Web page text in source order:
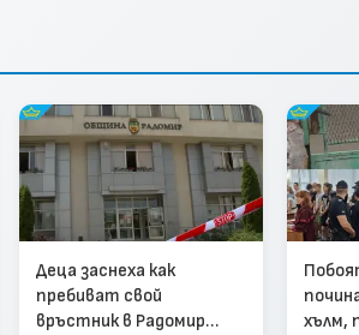
Деца заснеха как
пребиват свой
връстник в Радомир
хълм,